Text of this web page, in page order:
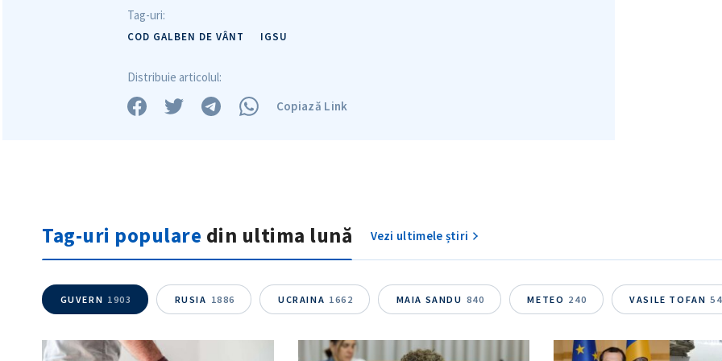
Tag-uri:
COD GALBEN DE VÂNT IGSU
Distribuie articolul:
Copiază Link
Tag-uri populare din ultima lună Vezi ultimele știri
GUVERN 1903 RUSIA 1886 UCRAINA 1662 MAIA SANDU 840 METEO 240 VASILE TOFAN 54